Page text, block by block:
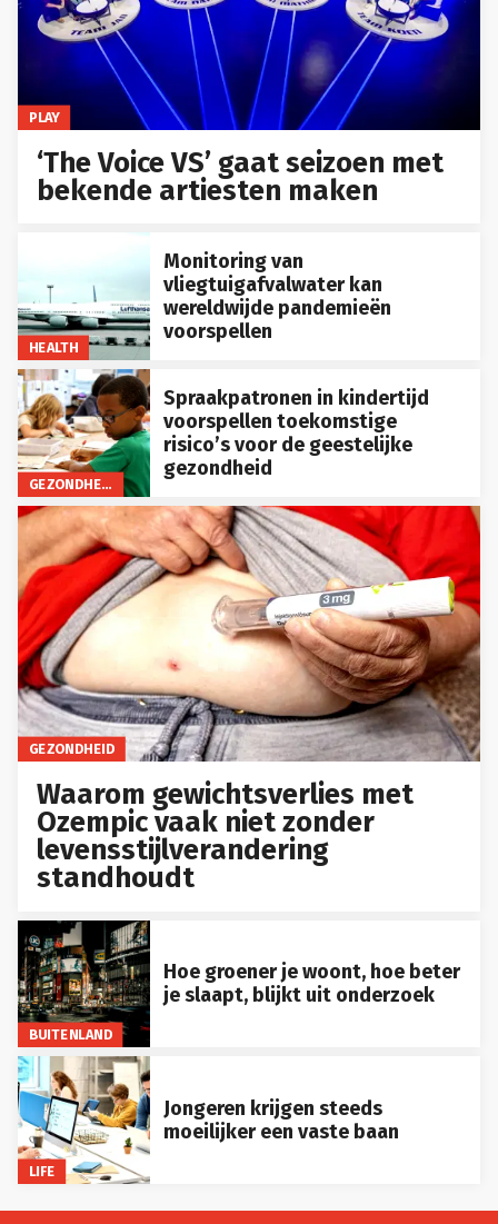
PLAY
‘The Voice VS’ gaat seizoen met
bekende artiesten maken
HEALTH
Monitoring van
vliegtuigafvalwater kan
wereldwijde pandemieën
voorspellen
GEZONDHEID
Spraakpatronen in kindertijd
voorspellen toekomstige
risico’s voor de geestelijke
gezondheid
GEZONDHEID
Waarom gewichtsverlies met
Ozempic vaak niet zonder
levensstijlverandering
standhoudt
BUITENLAND
Hoe groener je woont, hoe beter
je slaapt, blijkt uit onderzoek
LIFE
Jongeren krijgen steeds
moeilijker een vaste baan